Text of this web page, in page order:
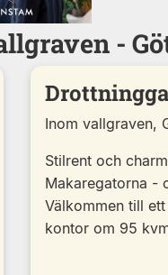
-
Inom vallgraven,
Stilrent och
Makaregatorna -
Välkommen till
kontor om 95